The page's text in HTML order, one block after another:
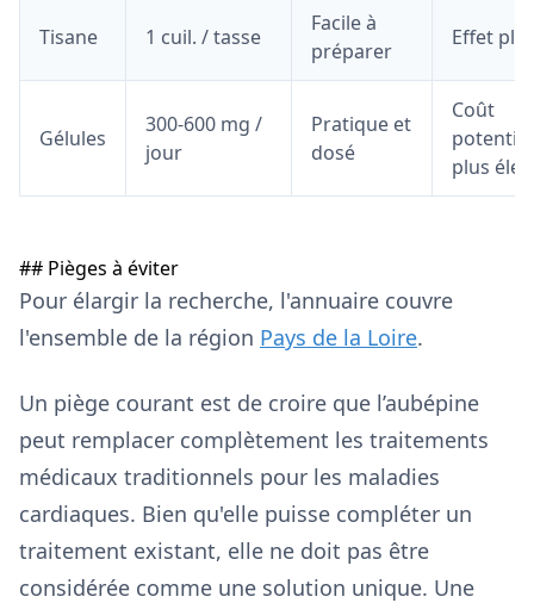
Tisane 1 cuil. / tasse
Facile à
préparer
Effet
Gélules
300-600 mg /
jour
Pratique et
dosé
Coût
plus
## Pièges à éviter
Pour élargir la recherche, l'annuaire couvre
l'ensemble de la région Pays de la Loire.
Un piège courant est de croire que l’aubépine
peut remplacer complètement les traitements
médicaux traditionnels pour les maladies
cardiaques. Bien qu'elle puisse compléter un
traitement existant, elle ne doit pas être
considérée comme une solution unique. Une